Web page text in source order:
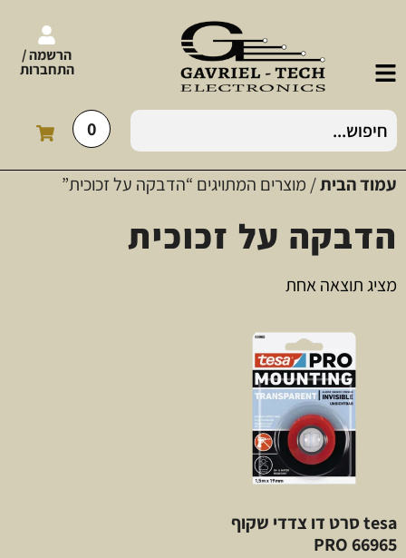
הרשמה /
התחברות
0
עמוד הבית/ מוצרים המתויגים “הדבקה על זכוכית”
הדבקה על זכוכית
מציג תוצאה אחת
tesa סרט דו צדדי שקוף
66965 PRO